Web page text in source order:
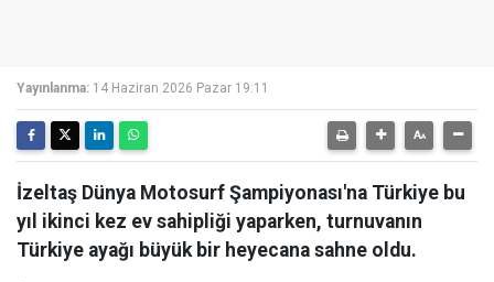
Yayınlanma: 14 Haziran 2026 Pazar 19:11
İzeltaş Dünya Motosurf Şampiyonası'na Türkiye bu
yıl ikinci kez ev sahipliği yaparken, turnuvanın
Türkiye ayağı büyük bir heyecana sahne oldu.